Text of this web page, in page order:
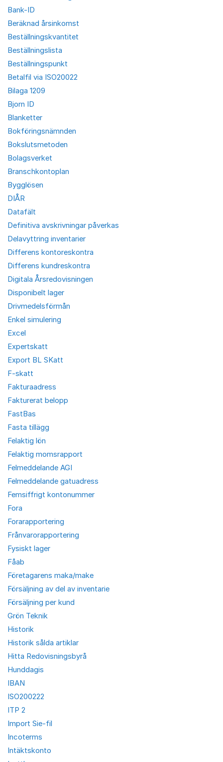
Bank-ID
Beräknad årsinkomst
Beställningskvantitet
Beställningslista
Beställningspunkt
Betalfil via ISO20022
Bilaga 1209
Bjorn ID
Blanketter
Bokföringsnämnden
Bokslutsmetoden
Bolagsverket
Branschkontoplan
Bygglösen
DIÅR
Datafält
Definitiva avskrivningar påverkas
Delavyttring inventarier
Differens kontoreskontra
Differens kundreskontra
Digitala Årsredovisningen
Disponibelt lager
Drivmedelsförmån
Enkel simulering
Excel
Expertskatt
Export BL SKatt
F-skatt
Fakturaadress
Fakturerat belopp
FastBas
Fasta tillägg
Felaktig lön
Felaktig momsrapport
Felmeddelande AGI
Felmeddelande gatuadress
Femsiffrigt kontonummer
Fora
Forarapportering
Frånvarorapportering
Fysiskt lager
Fåab
Företagarens maka/make
Försäljning av del av inventarie
Försäljning per kund
Grön Teknik
Historik
Historik sålda artiklar
Hitta Redovisningsbyrå
Hunddagis
IBAN
ISO200222
ITP 2
Import Sie-fil
Incoterms
Intäktskonto